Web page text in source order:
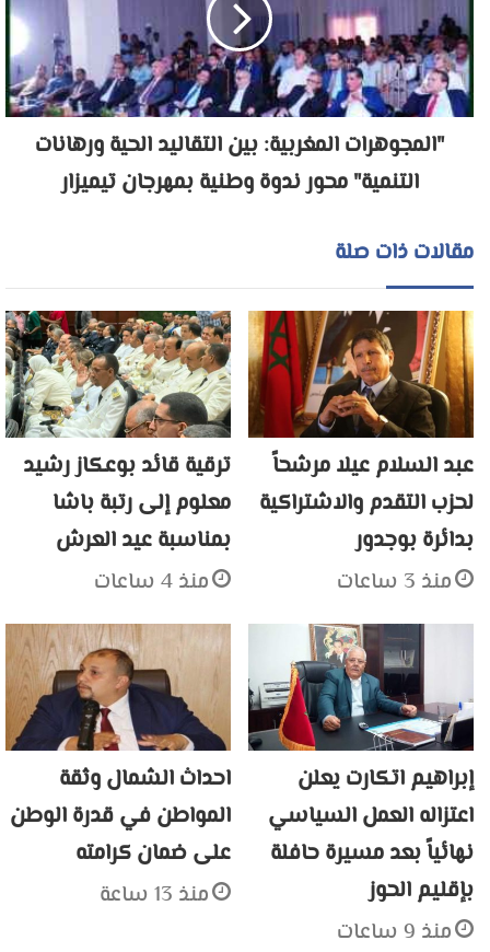
"المجوهرات المغربية: بين التقاليد الحية ورهانات
التنمية" محور ندوة وطنية بمهرجان تيميزار
مقالات ذات صلة
عبد السلام عيلا مرشحاً
لحزب التقدم والاشتراكية
بدائرة بوجدور
منذ 3 ساعات
ترقية قائد بوعكاز رشيد
معلوم إلى رتبة باشا
بمناسبة عيد العرش
منذ 4 ساعات
إبراهيم اتكارت يعلن
اعتزاله العمل السياسي
نهائياً بعد مسيرة حافلة
بإقليم الحوز
منذ 9 ساعات
احداث الشمال وثقة
المواطن في قدرة الوطن
على ضمان كرامته
منذ 13 ساعة